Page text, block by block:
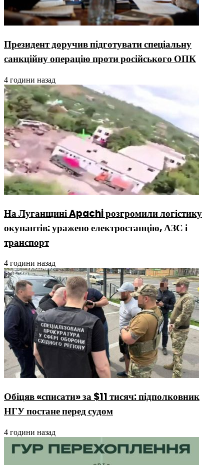
Президент доручив підготувати спеціальну
санкційну операцію проти російського ОПК
4 години назад
На Луганщині Apachi розгромили логістику
окупантів: уражено електростанцію, АЗС і
транспорт
4 години назад
Обіцяв «списати» за $11 тисяч: підполковник
НГУ постане перед судом
4 години назад